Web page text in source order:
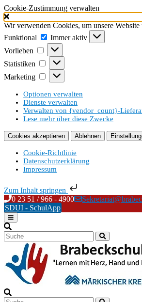
Cookie-Zustimmung verwalten
Wir verwenden Cookies, um unsere
Funktional
Funktional
Immer aktiv
Vorlieben
Vorlieben
Statistiken Statistiken
Marketing Marketing
Optionen verwalten
Dienste verwalten
Verwalten von {vendor_count}-
Lese mehr über diese Zwecke
Cookies akzeptieren Ablehnen
Cookie-Richtlinie
Datenschutzerklärung
Impressum
Zum Inhalt springen
Skip
to
content
0 23 51 / 966 - 4900
SDUI - SchulApp